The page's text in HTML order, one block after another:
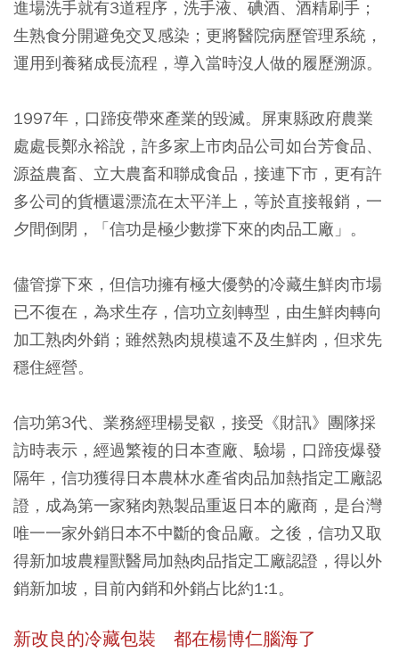
進場洗手就有3道程序，洗手液、碘酒、酒精刷手；
生熟食分開避免交叉感染；更將醫院病歷管理系統，
運用到養豬成長流程，導入當時沒人做的履歷溯源。
1997年，口蹄疫帶來產業的毀滅。屏東縣政府農業
處處長鄭永裕說，許多家上市肉品公司如台芳食品、
源益農畜、立大農畜和聯成食品，接連下市，更有許
多公司的貨櫃還漂流在太平洋上，等於直接報銷，一
夕間倒閉，「信功是極少數撐下來的肉品工廠」。
儘管撐下來，但信功擁有極大優勢的冷藏生鮮肉市場
已不復在，為求生存，信功立刻轉型，由生鮮肉轉向
加工熟肉外銷；雖然熟肉規模遠不及生鮮肉，但求先
穩住經營。
信功第3代、業務經理楊旻叡，接受《財訊》團隊採
訪時表示，經過繁複的日本查廠、驗場，口蹄疫爆發
隔年，信功獲得日本農林水產省肉品加熱指定工廠認
證，成為第一家豬肉熟製品重返日本的廠商，是台灣
唯一一家外銷日本不中斷的食品廠。之後，信功又取
得新加坡農糧獸醫局加熱肉品指定工廠認證，得以外
銷新加坡，目前內銷和外銷占比約1:1。
新改良的冷藏包裝 都在楊博仁腦海了